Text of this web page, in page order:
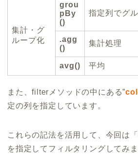
集計・グ
ループ化
grou
pBy
()
指定列でグ
.agg
()
集計処理
avg() 平均
また、filterメソッドの中にある”col
定の列を指定しています。
これらの記法を活用して、今回は
を指定してフィルタリングしてみま